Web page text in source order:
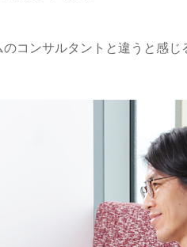
コンサルタントと違うと感じ